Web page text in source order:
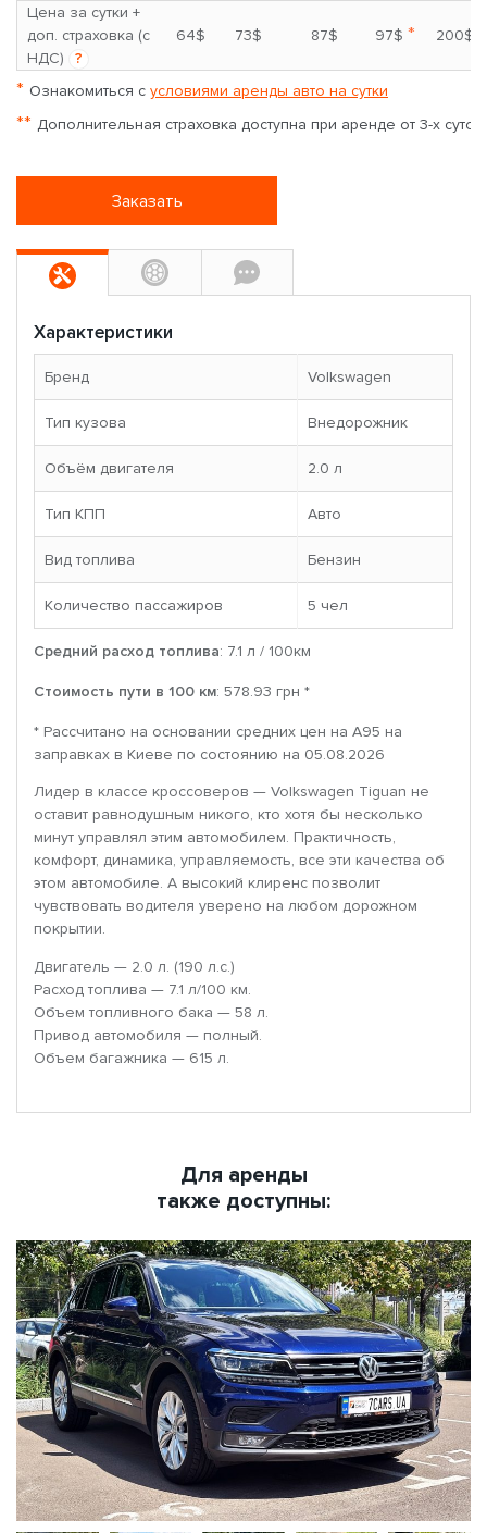
Цена за сутки +
доп. страховка (с
НДС)
?
64$ 73$ 87$ 97$ * 200$
* Ознакомиться с условиями аренды авто на сутки
** Дополнительная страховка доступна при аренде от 3-х суток
Заказать
Характеристики
Бренд Volkswagen
Тип кузова Внедорожник
Объём двигателя 2.0 л
Тип КПП Авто
Вид топлива Бензин
Количество пассажиров 5 чел
Средний расход топлива: 7.1 л / 100км
Стоимость пути в 100 км: 578.93 грн *
* Рассчитано на основании средних цен на A95 на
заправках в Киеве по состоянию на 05.08.2026
Лидер в классе кроссоверов — Volkswagen Tiguan не
оставит равнодушным никого, кто хотя бы несколько
минут управлял этим автомобилем. Практичность,
комфорт, динамика, управляемость, все эти качества об
этом автомобиле. А высокий клиренс позволит
чувствовать водителя уверено на любом дорожном
покрытии.
Двигатель — 2.0 л. (190 л.с.)
Расход топлива — 7.1 л/100 км.
Объем топливного бака — 58 л.
Привод автомобиля — полный.
Объем багажника — 615 л.
Для аренды
также доступны: